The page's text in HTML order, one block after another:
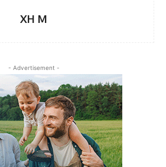
XH M
- Advertisement -